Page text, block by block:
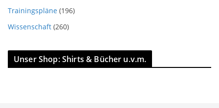
Trainingspläne (196)
Wissenschaft (260)
Unser Shop: Shirts & Bücher u.v.m.